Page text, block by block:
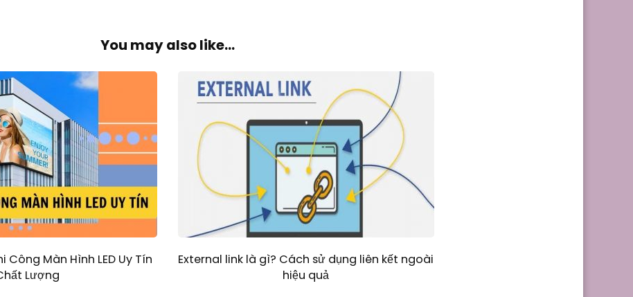
You may also like...
Công Màn Hình LED Uy Tín
Lượng
External link là gì? Cách sử dụng liên kết ngoài
hiệu quả